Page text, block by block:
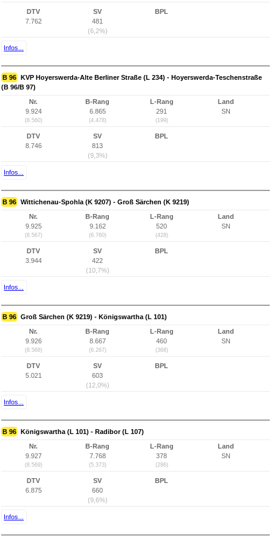
DTV
7.762
SV
481
(6,2%)
BPL
Infos...
B 96 KVP Hoyerswerda-Alte Berliner Straße (L 234) - Hoyerswerda-Teschenstraße
(B 96/B 97)
Nr.
9.924
(8.560)
B-Rang
6.865
(4.478)
L-Rang
291
(199)
Land
SN
DTV
8.746
SV
813
(9,3%)
BPL
Infos...
B 96 Wittichenau-Spohla (K 9207) - Groß Särchen (K 9219)
Nr.
9.925
(8.567)
B-Rang
9.162
(6.760)
L-Rang
520
(428)
Land
SN
DTV
3.944
SV
422
(10,7%)
BPL
Infos...
B 96 Groß Särchen (K 9219) - Königswartha (L 101)
Nr.
9.926
(8.568)
B-Rang
8.667
(6.267)
L-Rang
460
(368)
Land
SN
DTV
5.021
SV
603
(12,0%)
BPL
Infos...
B 96 Königswartha (L 101) - Radibor (L 107)
Nr.
9.927
(8.569)
B-Rang
7.768
(5.373)
L-Rang
378
(286)
Land
SN
DTV
6.875
SV
660
(9,6%)
BPL
Infos...